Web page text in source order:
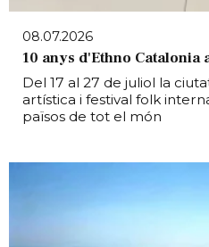
08.07.2026
10 anys d'Ethno Catalonia
Del 17 al 27 de juliol la
artística i festival folk
països de tot el món